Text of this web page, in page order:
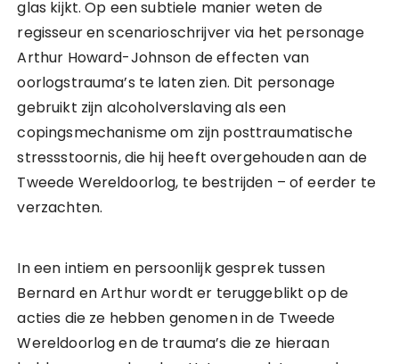
glas kijkt. Op een subtiele manier weten de
regisseur en scenarioschrijver via het personage
Arthur Howard-Johnson de effecten van
oorlogstrauma’s te laten zien. Dit personage
gebruikt zijn alcoholverslaving als een
copingsmechanisme om zijn posttraumatische
stressstoornis, die hij heeft overgehouden aan de
Tweede Wereldoorlog, te bestrijden – of eerder te
verzachten.
In een intiem en persoonlijk gesprek tussen
Bernard en Arthur wordt er teruggeblikt op de
acties die ze hebben genomen in de Tweede
Wereldoorlog en de trauma’s die ze hieraan